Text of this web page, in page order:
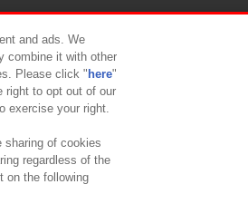
ラスメント対応方針
and ads. We
combine it with other
Please click " here"
right to opt out of our
exercise your right.
sharing of cookies
regardless of the
on the following